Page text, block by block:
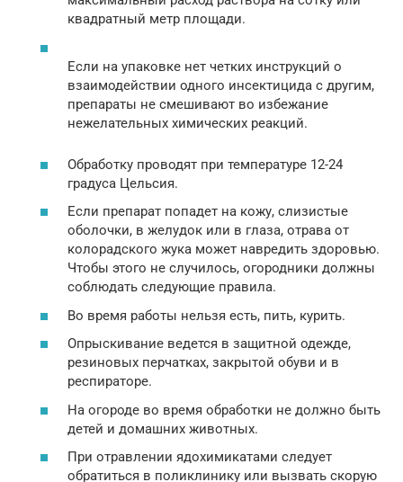
квадратный метр площади.
Если на упаковке нет четких инструкций о
взаимодействии одного инсектицида с другим,
препараты не смешивают во избежание
нежелательных химических реакций.
Обработку проводят при температуре 12-24
градуса Цельсия.
Если препарат попадет на кожу, слизистые
оболочки, в желудок или в глаза, отрава от
колорадского жука может навредить здоровью.
Чтобы этого не случилось, огородники должны
соблюдать следующие правила.
Во время работы нельзя есть, пить, курить.
Опрыскивание ведется в защитной одежде,
резиновых перчатках, закрытой обуви и в
респираторе.
На огороде во время обработки не должно быть
детей и домашних животных.
При отравлении ядохимикатами следует
обратиться в поликлинику или вызвать скорую